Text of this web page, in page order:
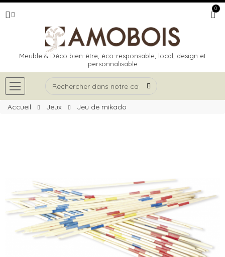
0
Meuble & Déco bien-être, éco-responsable, local, design et
personnalisable
Accueil Jeux Jeu de mikado